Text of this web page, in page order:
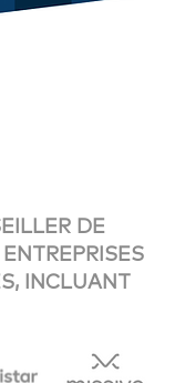
DE
INCLUANT